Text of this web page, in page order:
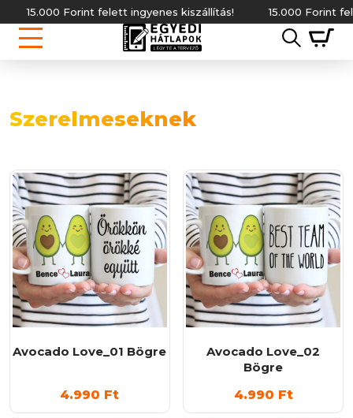
Forint felett ingyenes kiszállítás! 15.000 Forint felett
Szerelmeseknek
Avocado Love_01 Bögre
4.990 Ft
Avocado Love_02
Bögre
4.990 Ft